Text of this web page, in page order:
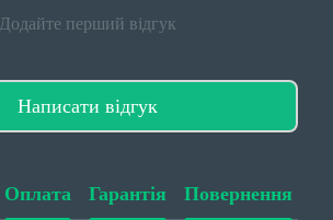
Додайте перший відгук
Написати відгук
Оплата Гарантія Повернення